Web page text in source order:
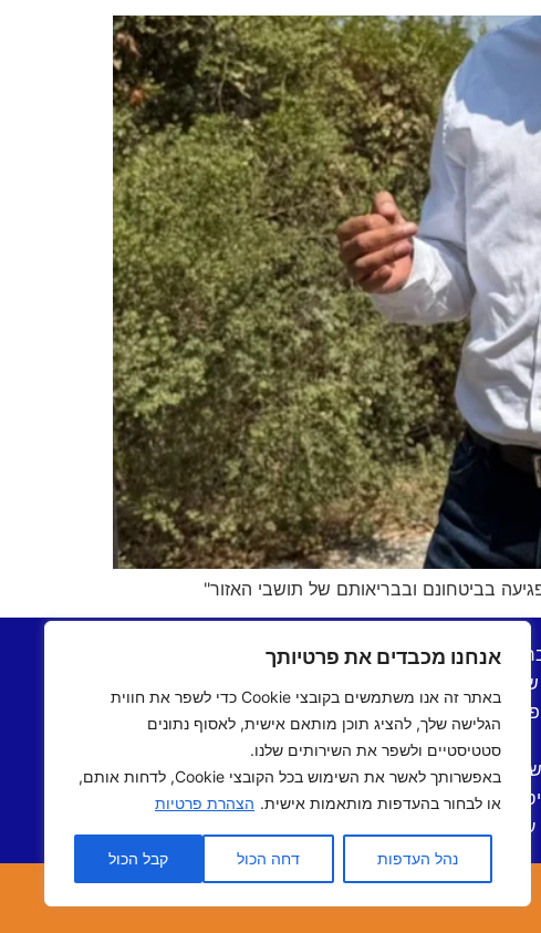
אנחנו מכבדים את פרטיותך
באתר זה אנו משתמשים בקובצי Cookie כדי לשפר את חווית
הגלישה שלך, להציג תוכן מותאם אישית, לאסוף נתונים
סטטיסטיים ולשפר את השירותים שלנו.
באפשרותך לאשר את השימוש בכל הקובצי Cookie, לדחות אותם,
או לבחור בהעדפות מותאמות אישית. הצהרת פרטיות
נהל העדפות דחה הכול קבל הכול
בביטחונם ובבריאותם של תושבי האזור"
בתשעים
שש בתשעים
פותחים שישי
שישי אישי
שישי ים תיכוני
קלאב שואו
ערב ישראלי
יצירת קשר
מדיניות פרטיות
הצהרת נגישות